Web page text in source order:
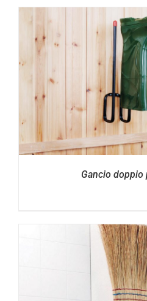
Gancio doppio